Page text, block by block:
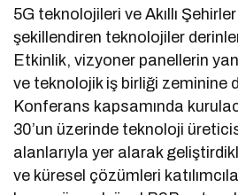
5G teknolojileri ve Akıllı
şekillendiren teknolojiler
Etkinlik, vizyoner panellerin
ve teknolojik iş birliği zeminine
Konferans kapsamında
30’un üzerinde teknoloji
alanlarıyla yer alarak
ve küresel çözümleri